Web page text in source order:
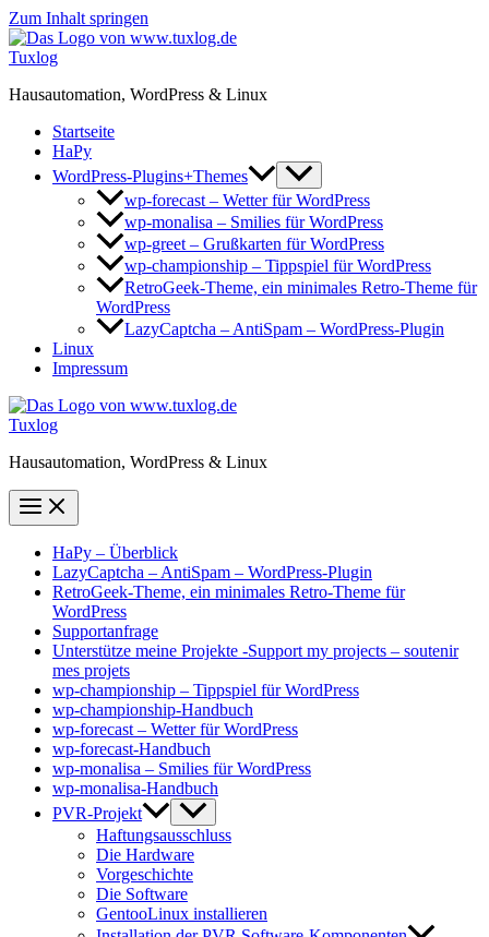
Zum Inhalt springen
Tuxlog
Hausautomation, WordPress & Linux
Startseite
HaPy
WordPress-Plugins+Themes
wp-forecast – Wetter für WordPress
wp-monalisa – Smilies für WordPress
wp-greet – Grußkarten für WordPress
wp-championship – Tippspiel für WordPress
RetroGeek-Theme, ein minimales Retro-Theme für
WordPress
LazyCaptcha – AntiSpam – WordPress-Plugin
Linux
Impressum
Tuxlog
Hausautomation, WordPress & Linux
HaPy – Überblick
LazyCaptcha – AntiSpam – WordPress-Plugin
RetroGeek-Theme, ein minimales Retro-Theme für
WordPress
Supportanfrage
Unterstütze meine Projekte -Support my projects – soutenir
mes projets
wp-championship – Tippspiel für WordPress
wp-championship-Handbuch
wp-forecast – Wetter für WordPress
wp-forecast-Handbuch
wp-monalisa – Smilies für WordPress
wp-monalisa-Handbuch
PVR-Projekt
Haftungsausschluss
Die Hardware
Vorgeschichte
Die Software
GentooLinux installieren